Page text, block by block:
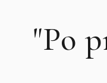
"Po